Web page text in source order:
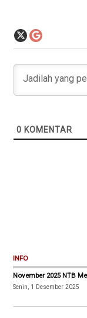
0 KOMENTAR
INFO
November 2025 NTB
Senin, 1 Desember 2025